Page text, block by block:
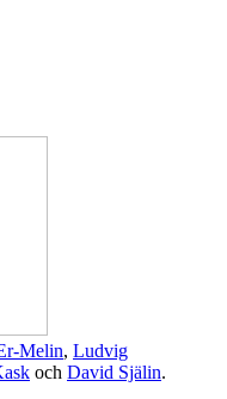
Melin, Ludvig
och David Själin.